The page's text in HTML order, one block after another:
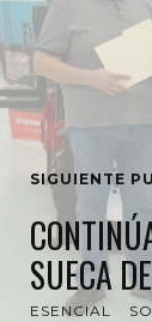
SIGUIENTE
SUECA
ESENCIAL